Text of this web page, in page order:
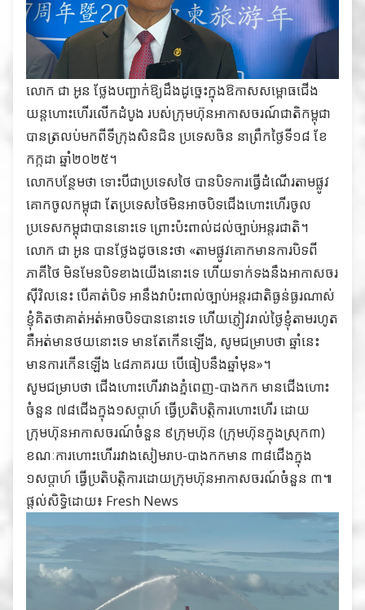
លោក ជា អូន ថ្លែងបញ្ជាក់ឱ្យដឹងដូច្នេះក្នុងឱកាសសម្ពោធជើង
យន្តហោះហើរលើកដំបូង របស់ក្រុមហ៊ុនអាកាសចរណ៍ជាតិកម្ពុជា
បានត្រលប់មកពីទីក្រុងសិនជិន ប្រទេសចិន នាព្រឹកថ្ងៃទី១៨ ខែ
កក្កដា ឆ្នាំ២០២៥។
លោកបន្ថែមថា ទោះបីជាប្រទេសថៃ បានបិទការធ្វើដំណើរតាមផ្លូវ
គោកចូលកម្ពុជា តែប្រទេសថៃមិនអាចបិទជើងហោះហើរចូល
ប្រទេសកម្ពុជាបាននោះទេ ព្រោះប៉ះពាល់ដល់ច្បាប់អន្តរជាតិ។
លោក ជា អូន បានថ្លែងដូចនេះថា «តាមផ្លូវគោកមានការបិទពី
ភាគីថៃ មិនមែនបិទខាងយើងនោះទេ ហើយទាក់ទងនឹងអាកាសចរ
ស៊ីវិលនេះ បើគាត់បិទ អានឹងវាប៉ះពាល់ច្បាប់អន្តរជាតិធ្ងន់ធ្ងរណាស់
ខ្ញុំគិតថាគាត់អត់អាចបិទបាននោះទេ ហើយភ្ញៀវរាល់ថ្ងៃខ្ញុំតាមរហូត
គឺអត់មានថយនោះទេ មានតែកើនឡើង, សូមជម្រាបថា ឆ្នាំនេះ
មានការកើនឡើង ៤៨ភាគរយ បើធៀបនឹងឆ្នាំមុន»។
សូមជម្រាបថា ជើងហោះហើរវាងភ្នំពេញ-បាងកក មានជើងហោះ
ចំនួន ៧៨ជើងក្នុង១សប្តាហ៍ ធ្វើប្រតិបត្តិការហោះហើរ ដោយ
ក្រុមហ៊ុ​នអាកាសចរណ៍ចំនួន ៩ក្រុមហ៊ុន (ក្រុមហ៊ុនក្នុងស្រុក៣)
ខណៈការហោះហើររវាងសៀមរាប-បាងកកមាន​ ៣៨ជើងក្នុង
១សប្តាហ៍ ធ្វើប្រតិបត្តិការដោយក្រុមហ៊ុនអាកាសចរណ៍ចំនួន ៣៕
ផ្ដល់សិទ្ធិដោយ៖ Fresh News